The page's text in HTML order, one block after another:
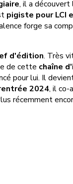
, il a
pigiste pour LCI
forge sa
d'édition. Très
de cette chaîne
pour lui. Il
2024, il co-
récemment